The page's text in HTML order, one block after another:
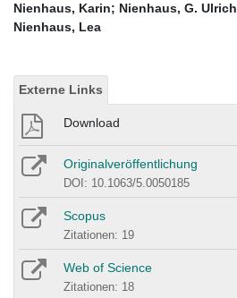
Nienhaus, Karin; Nienhaus, G. Ulrich
Nienhaus, Lea
Externe Links
Download
Originalveröffentlichung
DOI: 10.1063/5.0050185
Scopus
Zitationen: 19
Web of Science
Zitationen: 18